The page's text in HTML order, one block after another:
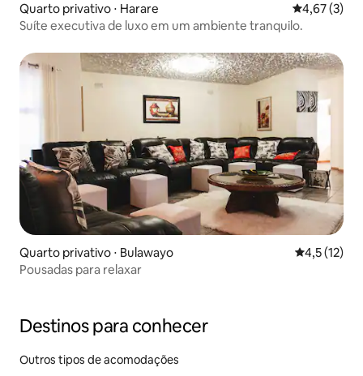
Quarto privativo ⋅ Harare 4,67 de
4,67 (3)
Suíte executiva de luxo em um ambiente tranquilo.
Quarto privativo ⋅ Bulawayo 4,5 de uma
4,5 (12)
Pousadas para relaxar
Destinos para conhecer
Outros tipos de acomodações